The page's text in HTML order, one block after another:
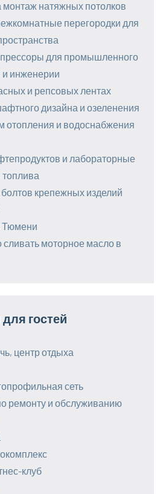
монтаж натяжных потолков
перегородки для
для промышленного
и инженерии
и репсовых лентах
дизайна и озеленения
отопления и водоснабжения
и лабораторные
крепежных изделий
Тюмени
сливать моторное масло в
гостей
центр отдыха
сеть
ремонту и обслуживанию
клуб